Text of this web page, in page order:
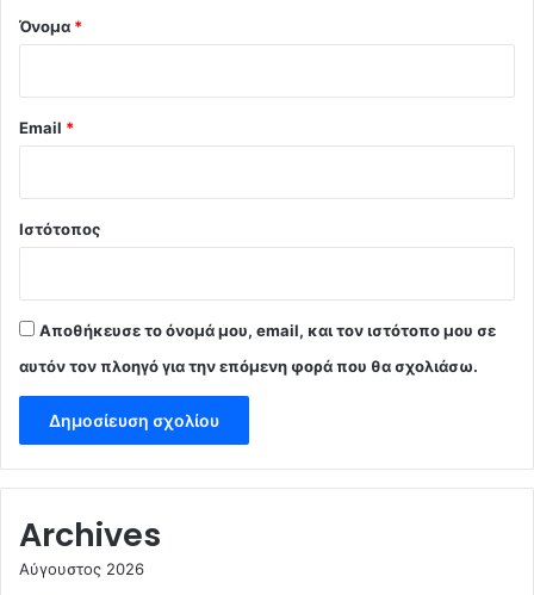
Όνομα *
Email *
Ιστότοπος
Αποθήκευσε το όνομά μου, email, και τον ιστότοπο μου σε
αυτόν τον πλοηγό για την επόμενη φορά που θα σχολιάσω.
Archives
Αύγουστος 2026